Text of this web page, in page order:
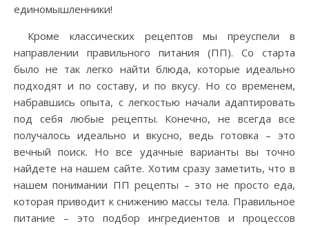
единомышленники!
Кроме классических рецептов мы преуспели в
направлении правильного питания (ПП). Со старта
было не так легко найти блюда, которые идеально
подходят и по составу, и по вкусу. Но со временем,
набравшись опыта, с легкостью начали адаптировать
под себя любые рецепты. Конечно, не всегда все
получалось идеально и вкусно, ведь готовка – это
вечный поиск. Но все удачные варианты вы точно
найдете на нашем сайте. Хотим сразу заметить, что в
нашем понимании ПП рецепты – это не просто еда,
которая приводит к снижению массы тела. Правильное
питание – это подбор ингредиентов и процессов